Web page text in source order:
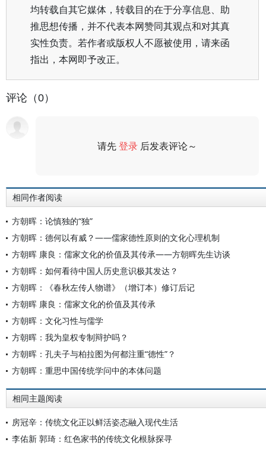
均转载自其它媒体，转载目的在于分享信息、助
推思想传播，并不代表本网赞同其观点和对其真
实性负责。若作者或版权人不愿被使用，请来函
指出，本网即予改正。
评论（0）
请先登录 后发表评论～
相同作者阅读
方朝晖：论慎独的“独”
方朝晖：德何以有威？——儒家德性原则的文化心理机制
方朝晖 康良：儒家文化的价值及其传承——方朝晖先生访谈
方朝晖：如何看待中国人历史意识极其发达？
方朝晖：《春秋左传人物谱》（增订本）修订后记
方朝晖 康良：儒家文化的价值及其传承
方朝晖：文化习性与儒学
方朝晖：我为皇权专制辩护吗？
方朝晖：孔夫子与柏拉图为何都注重“德性”？
方朝晖：重思中国传统学问中的本体问题
相同主题阅读
房冠辛：传统文化正以鲜活姿态融入现代生活
李佑新 郭琦：红色家书的传统文化根脉探寻